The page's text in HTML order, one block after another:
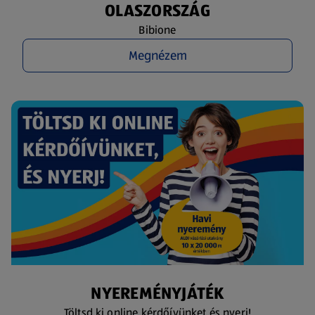
OLASZORSZÁG
Bibione
Megnézem
NYEREMÉNYJÁTÉK